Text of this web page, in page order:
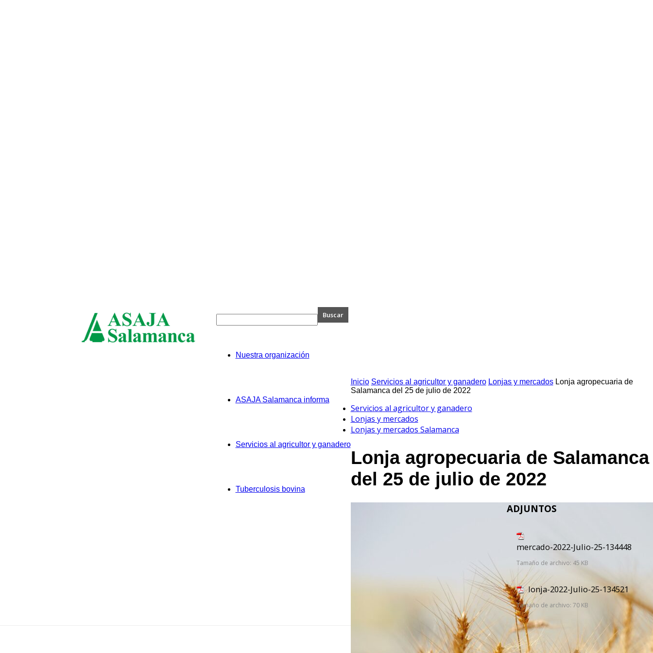
Nuestra organización
ASAJA Salamanca informa
Servicios al agricultor y ganadero
Tuberculosis bovina
Inicio Servicios al agricultor y ganadero Lonjas y mercados Lonja agropecuaria de
Salamanca del 25 de julio de 2022
Servicios al agricultor y ganadero
Lonjas y mercados
Lonjas y mercados Salamanca
Lonja agropecuaria de Salamanca
del 25 de julio de 2022
ADJUNTOS
mercado-2022-Julio-25-134448
Tamaño de archivo: 45 KB
lonja-2022-Julio-25-134521
Tamaño de archivo: 70 KB